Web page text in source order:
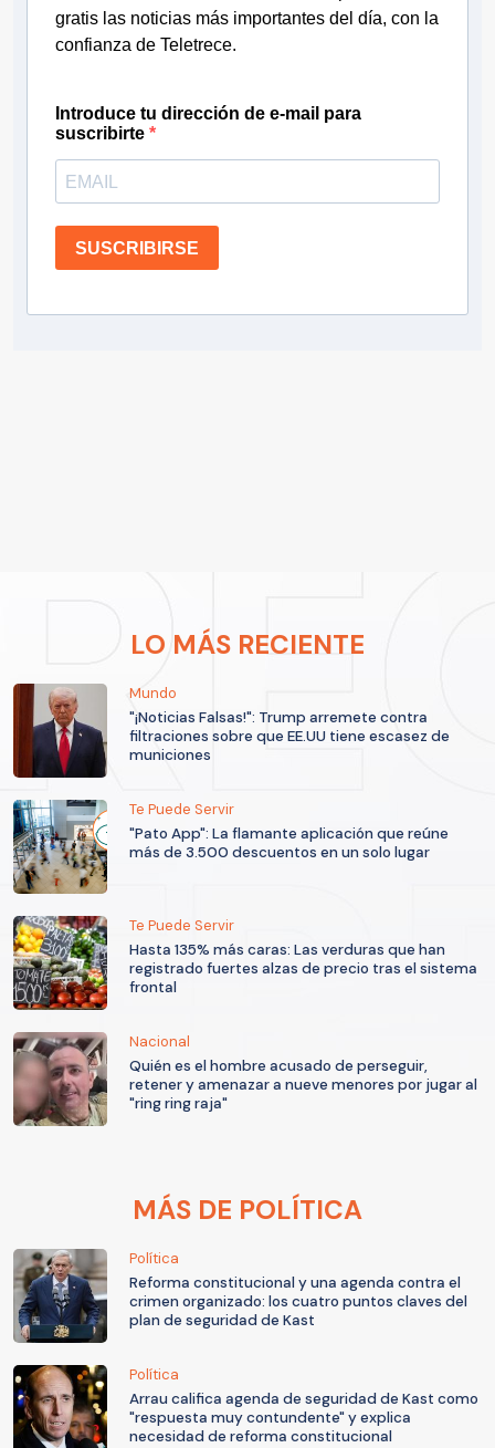
gratis las noticias más importantes del día, con la
confianza de Teletrece.
Introduce tu dirección de e-mail para
suscribirte
SUSCRIBIRSE
LO MÁS RECIENTE
Mundo
"¡Noticias Falsas!": Trump arremete contra
filtraciones sobre que EE.UU tiene escasez de
municiones
Te Puede Servir
"Pato App": La flamante aplicación que reúne
más de 3.500 descuentos en un solo lugar
Te Puede Servir
Hasta 135% más caras: Las verduras que han
registrado fuertes alzas de precio tras el sistema
frontal
Nacional
Quién es el hombre acusado de perseguir,
retener y amenazar a nueve menores por jugar al
"ring ring raja"
MÁS DE POLÍTICA
Política
Reforma constitucional y una agenda contra el
crimen organizado: los cuatro puntos claves del
plan de seguridad de Kast
Política
Arrau califica agenda de seguridad de Kast como
"respuesta muy contundente" y explica
necesidad de reforma constitucional